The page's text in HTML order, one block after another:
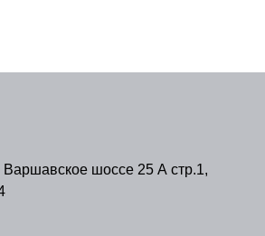
Варшавское шоссе 25 А стр.1,